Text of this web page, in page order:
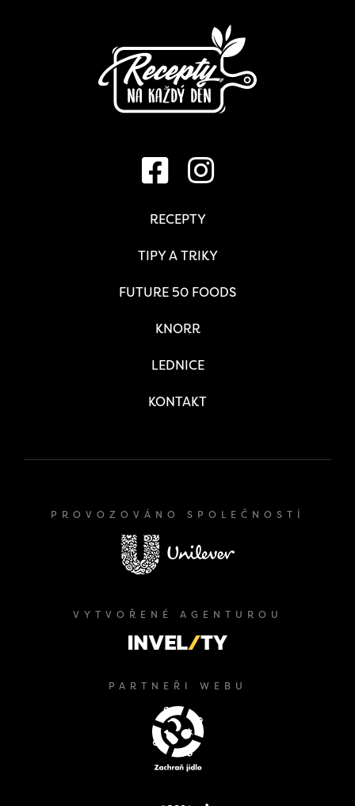
RECEPTY
TIPY A TRIKY
FUTURE 50 FOODS
KNORR
LEDNICE
KONTAKT
PROVOZOVÁNO SPOLEČNOSTÍ
VYTVOŘENÉ AGENTUROU
PARTNEŘI WEBU